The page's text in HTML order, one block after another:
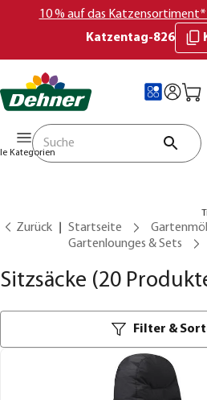
10 % auf das
Katzentag-826
Kategorien
Zurück Startseite
Gartenlounges & Sets
Sitzsäcke (20
Filter &